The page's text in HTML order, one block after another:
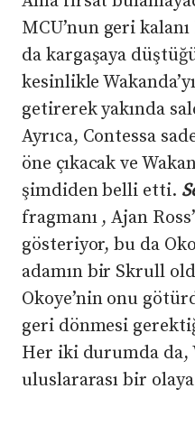
MCU’nun geri
da kargaşaya
kesinlikle
getirerek yakında
Ayrıca, Contessa
öne çıkacak ve
şimdiden belli etti.
fragmanı , Ajan
gösteriyor, bu da
adamın bir Skrull
Okoye’nin onu
geri dönmesi
Her iki durumda da,
uluslararası bir olaya